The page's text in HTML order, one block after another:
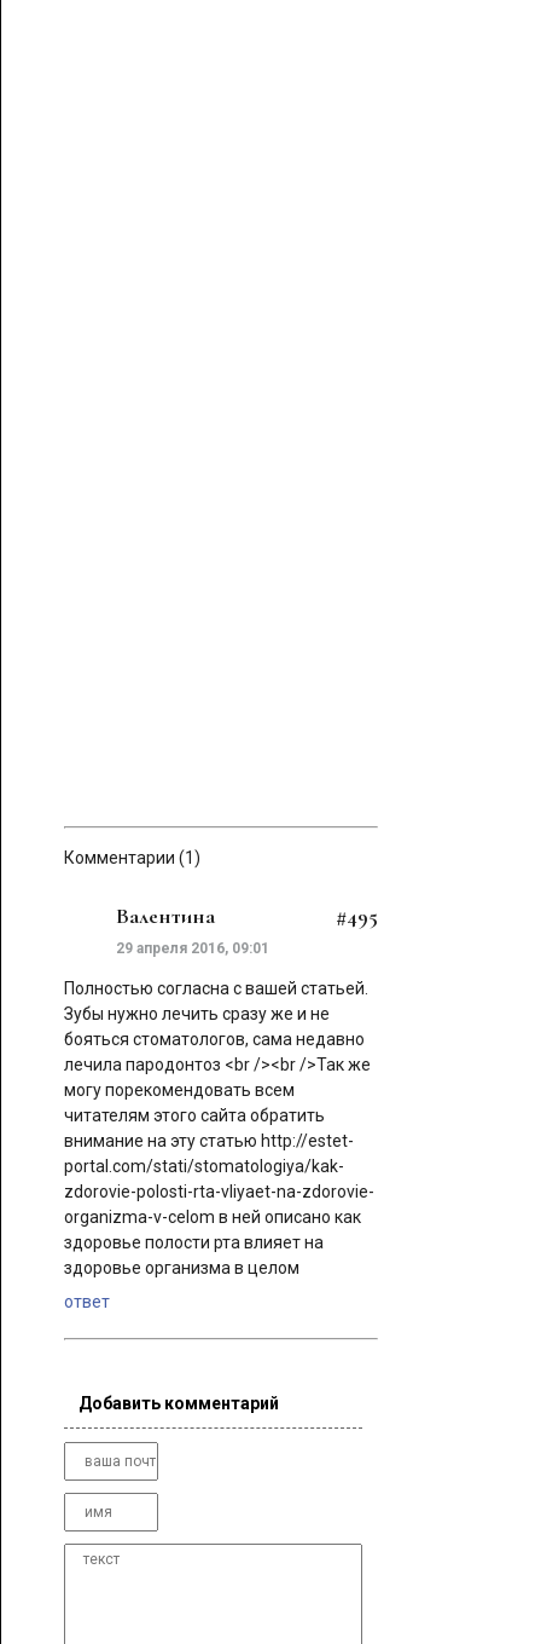
Комментарии (1)
Валентина #495
29 апреля 2016, 09:01
Полностью согласна с вашей статьей.
Зубы нужно лечить сразу же и не
бояться стоматологов, сама недавно
лечила пародонтоз <br /><br />Так же
могу порекомендовать всем
читателям этого сайта обратить
внимание на эту статью http://estet-
portal.com/stati/stomatologiya/kak-
zdorovie-polosti-rta-vliyaet-na-zdorovie-
organizma-v-celom в ней описано как
здоровье полости рта влияет на
здоровье организма в целом
ответ
Добавить комментарий